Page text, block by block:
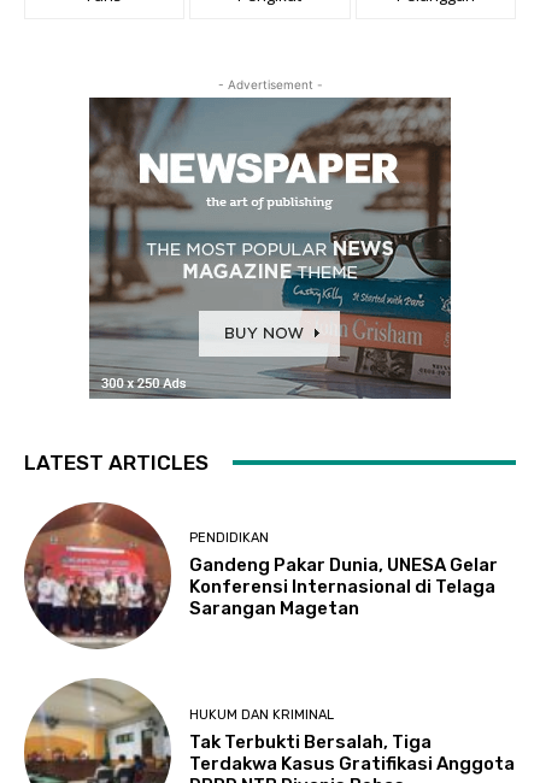
- Advertisement -
LATEST ARTICLES
PENDIDIKAN
Gandeng Pakar Dunia, UNESA Gelar
Konferensi Internasional di Telaga
Sarangan Magetan
HUKUM DAN KRIMINAL
Tak Terbukti Bersalah, Tiga
Terdakwa Kasus Gratifikasi Anggota